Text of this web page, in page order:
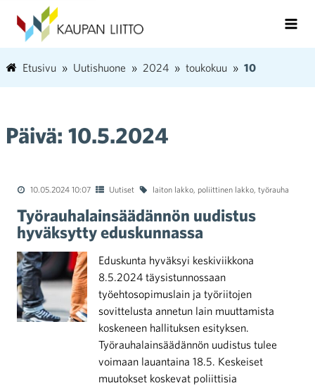
Etusivu Uutishuone 2024 toukokuu 10
Päivä: 10.5.2024
10.05.2024 10:07 Uutiset laiton lakko, poliittinen lakko, työrauha
Työrauhalainsäädännön uudistus
hyväksytty eduskunnassa
Eduskunta hyväksyi keskiviikkona
8.5.2024 täysistunnossaan
työehtosopimuslain ja työriitojen
sovittelusta annetun lain muuttamista
koskeneen hallituksen esityksen.
Työrauhalainsäädännön uudistus tulee
voimaan lauantaina 18.5. Keskeiset
muutokset koskevat poliittisia